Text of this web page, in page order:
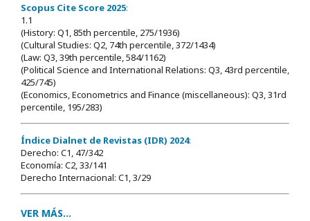
Scopus Cite Score 2025:
1.1
(History: Q1, 85th percentile, 275/1936)
(Cultural Studies: Q2, 74th percentile, 372/1434)
(Law: Q3, 39th percentile, 584/1162)
(Political Science and International Relations: Q3, 43rd percentile,
425/745)
(Economics, Econometrics and Finance (miscellaneous): Q3, 31rd
percentile, 195/283)
Índice Dialnet de Revistas (IDR) 2024:
Derecho: C1, 47/342
Economía: C2, 33/141
Derecho Internacional: C1, 3/29
VER MÁS...